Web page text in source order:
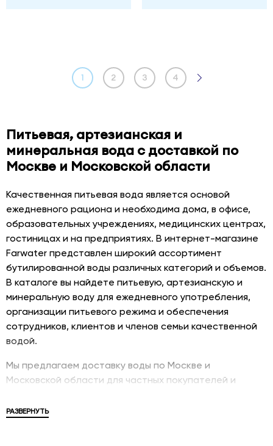
1 2 3 4
Питьевая, артезианская и
минеральная вода с доставкой по
Москве и Московской области
Качественная питьевая вода является основой
ежедневного рациона и необходима дома, в офисе,
образовательных учреждениях, медицинских центрах,
гостиницах и на предприятиях. В интернет-магазине
Farwater представлен широкий ассортимент
бутилированной воды различных категорий и объемов.
В каталоге вы найдете питьевую, артезианскую и
минеральную воду для ежедневного употребления,
организации питьевого режима и обеспечения
сотрудников, клиентов и членов семьи качественной
водой.
Мы предлагаем доставку воды по Москве и
Московской области для частных покупателей и
представлены популярные бренды, различные объемы
РАЗВЕРНУТЬ